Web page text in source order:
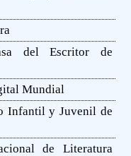
del Escritor de
Mundial
Infantil y Juvenil de
de Literatura